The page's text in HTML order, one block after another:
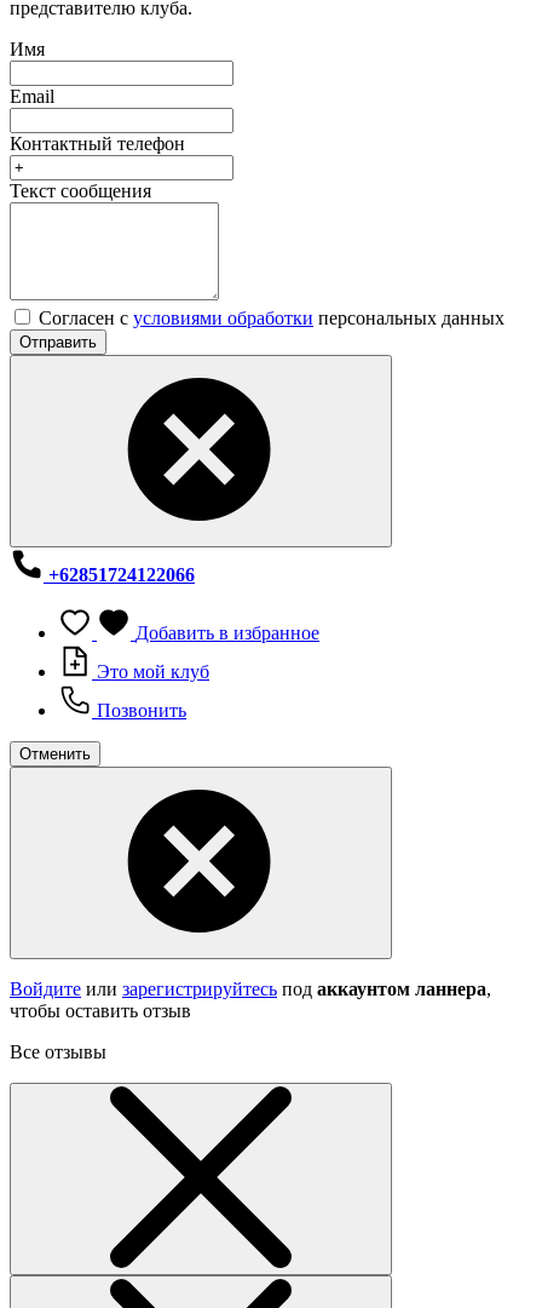
представителю клуба.
Имя
Email
Контактный телефон
Текст сообщения
Согласен с условиями обработки персональных данных
Отправить
+62851724122066
Добавить в избранное
Это мой клуб
Позвонить
Отменить
Войдите или зарегистрируйтесь под аккаунтом ланнера,
чтобы оставить отзыв
Все отзывы